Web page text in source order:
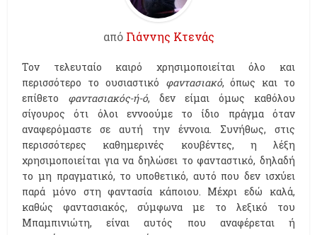
από Γιάννης Κτενάς
Τον τελευταίο καιρό χρησιμοποιείται όλο και
περισσότερο το ουσιαστικό φαντασιακό, όπως και το
επίθετο φαντασιακός-ή-ό, δεν είμαι όμως καθόλου
σίγουρος ότι όλοι εννοούμε το ίδιο πράγμα όταν
αναφερόμαστε σε αυτή την έννοια. Συνήθως, στις
περισσότερες καθημερινές κουβέντες, η λέξη
χρησιμοποιείται για να δηλώσει το φανταστικό, δηλαδή
το μη πραγματικό, το υποθετικό, αυτό που δεν ισχύει
παρά μόνο στη φαντασία κάποιου. Μέχρι εδώ καλά,
καθώς φαντασιακός, σύμφωνα με το λεξικό του
Μπαμπινιώτη, είναι αυτός που αναφέρεται ή